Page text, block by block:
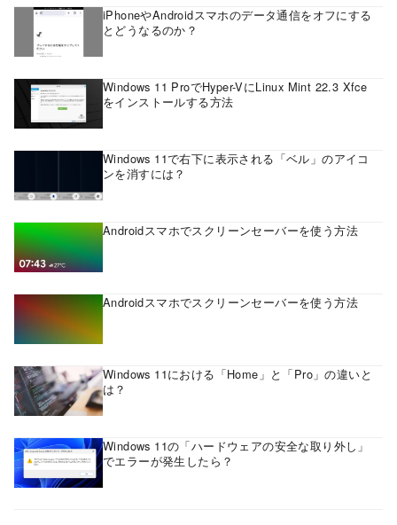
iPhoneやAndroidスマホのデータ通信をオフにする
とどうなるのか？
Windows 11 ProでHyper-VにLinux Mint 22.3 Xfce
をインストールする方法
Windows 11で右下に表示される「ベル」のアイコ
ンを消すには？
Androidスマホでスクリーンセーバーを使う方法
Androidスマホでスクリーンセーバーを使う方法
Windows 11における「Home」と「Pro」の違いと
は？
Windows 11の「ハードウェアの安全な取り外し」
でエラーが発生したら？